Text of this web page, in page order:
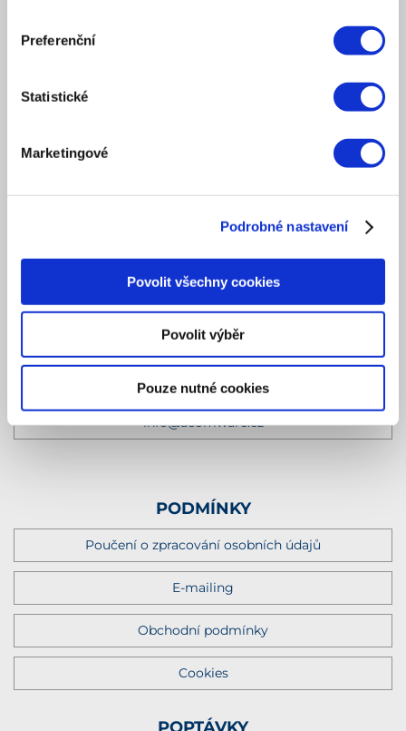
Preferenční
Statistické
Marketingové
Podrobné nastavení
Povolit všechny cookies
Povolit výběr
Pouze nutné cookies
Workshopy
RECEPCE
+420 727 958 908
info@acomware.cz
PODMÍNKY
Poučení o zpracování osobních údajů
E-mailing
Obchodní podmínky
Cookies